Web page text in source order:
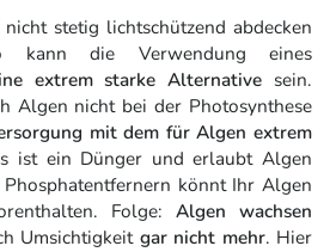
stetig lichtschützend abdecken
die Verwendung eines
extrem starke Alternative sein.
Algen nicht bei der Photosynthese
mit dem für Algen extrem
ist ein Dünger und erlaubt Algen
könnt Ihr Algen
Folge: Algen wachsen
Umsichtigkeit gar nicht mehr. Hier